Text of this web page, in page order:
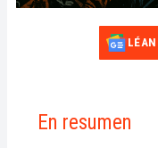
En resumen